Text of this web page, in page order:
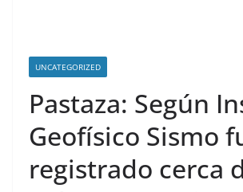
UNCATEGORIZED
Pastaza: Según
Geofísico Sismo
registrado cerca